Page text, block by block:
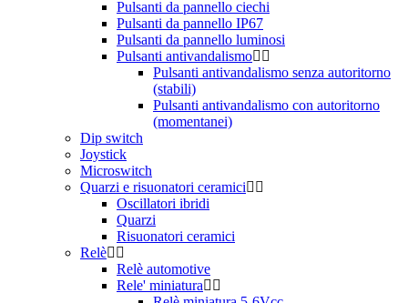
Pulsanti da pannello ciechi
Pulsanti da pannello IP67
Pulsanti da pannello luminosi
Pulsanti antivandalismo
Pulsanti antivandalismo senza autoritorno
(stabili)
Pulsanti antivandalismo con autoritorno
(momentanei)
Dip switch
Joystick
Microswitch
Quarzi e risuonatori ceramici
Oscillatori ibridi
Quarzi
Risuonatori ceramici
Relè
Relè automotive
Rele' miniatura